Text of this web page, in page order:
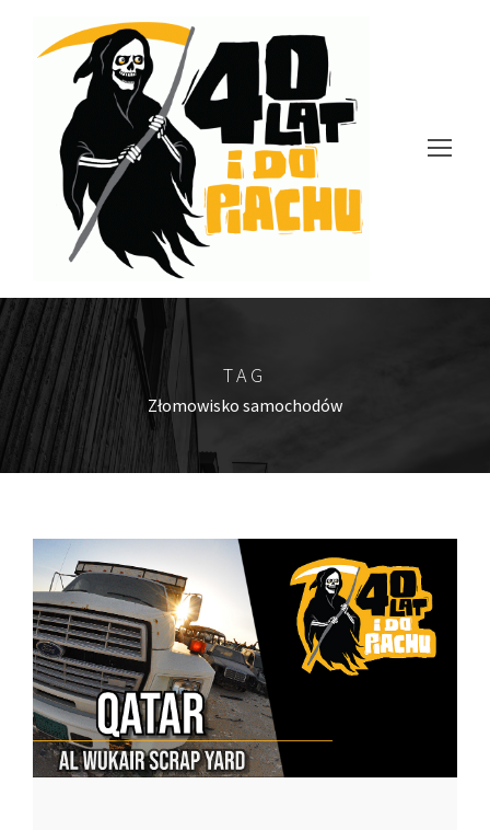
TAG
Złomowisko samochodów